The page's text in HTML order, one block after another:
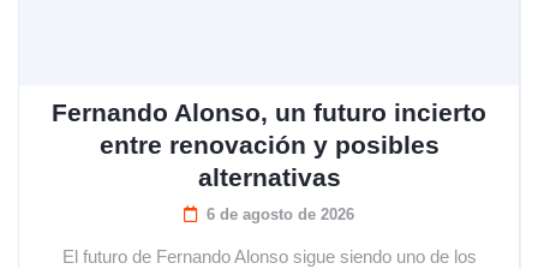
Fernando Alonso, un futuro incierto
entre renovación y posibles
alternativas
6 de agosto de 2026
El futuro de Fernando Alonso sigue siendo uno de los